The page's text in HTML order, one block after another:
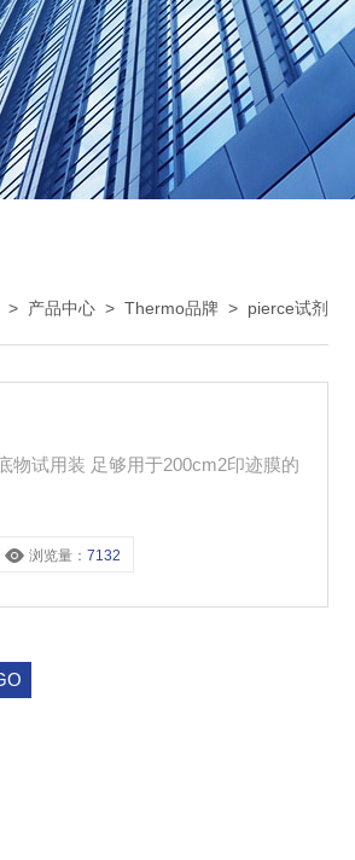
> 产品中心 > Thermo品牌 > pierce试剂
浏览量：7132